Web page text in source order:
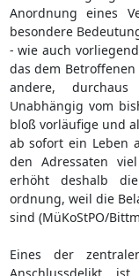
Anordnung eines
besondere
- wie auch
das dem
andere,
Unabhängig vom
bloß vorläufige und
ab sofort ein Leben
den Adressaten
erhöht deshalb
ordnung, weil die
sind (MüKoStPO/
Eines der
Anschlussdelikt